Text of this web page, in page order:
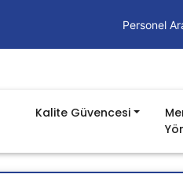
Personel
Kalite Güvencesi